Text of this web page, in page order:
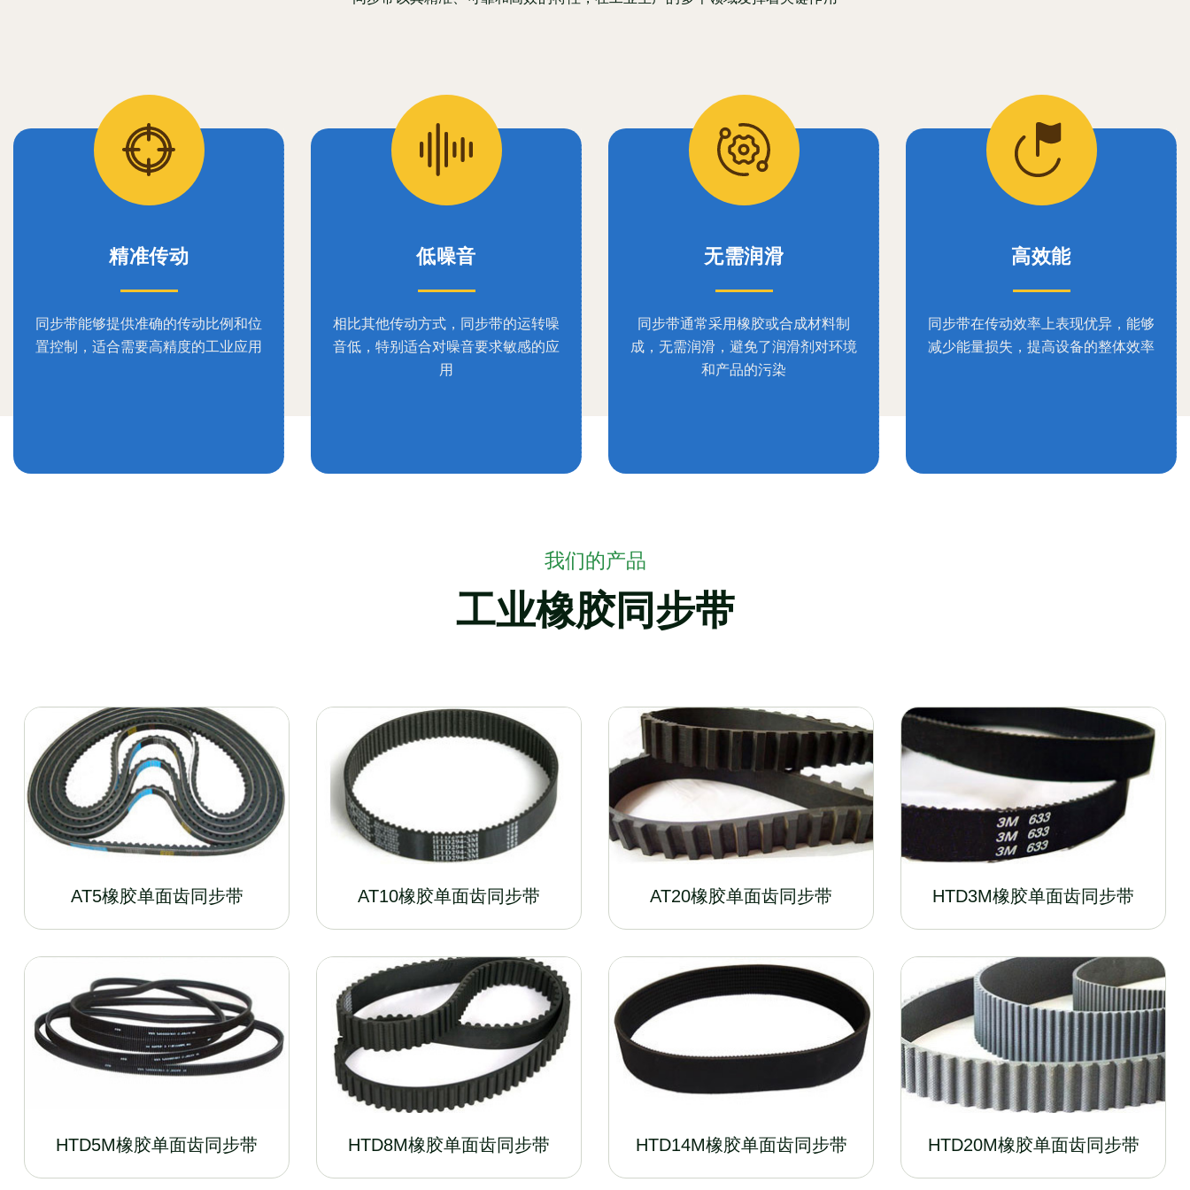
精准传动
同步带能够提供准确的传动比例和位
置控制，适合需要高精度的工业应用
低噪音
相比其他传动方式，同步带的运转噪
音低，特别适合对噪音要求敏感的应
用
无需润滑
同步带通常采用橡胶或合成材料制
成，无需润滑，避免了润滑剂对环境
和产品的污染
高效能
同步带在传动效率上表现优异，能够
减少能量损失，提高设备的整体效率
我们的产品
工业橡胶同步带
AT5橡胶单面齿同步带 AT10橡胶单面齿同步带 AT20橡胶单面齿同步带 HTD3M橡胶单面齿同步带
HTD5M橡胶单面齿同步带 HTD8M橡胶单面齿同步带 HTD14M橡胶单面齿同步带 HTD20M橡胶单面齿同步带